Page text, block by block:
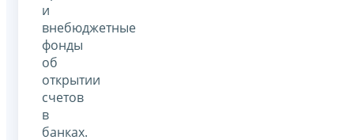
и
внебюджетные
фонды
об
открытии
счетов
в
банках.